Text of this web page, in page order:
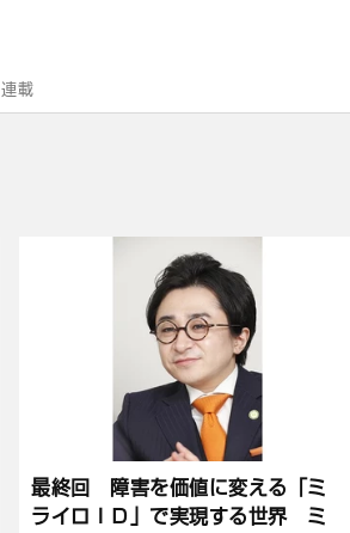
連載
最終回 障害を価値に変える「ミ
ライロＩＤ」で実現する世界 ミ